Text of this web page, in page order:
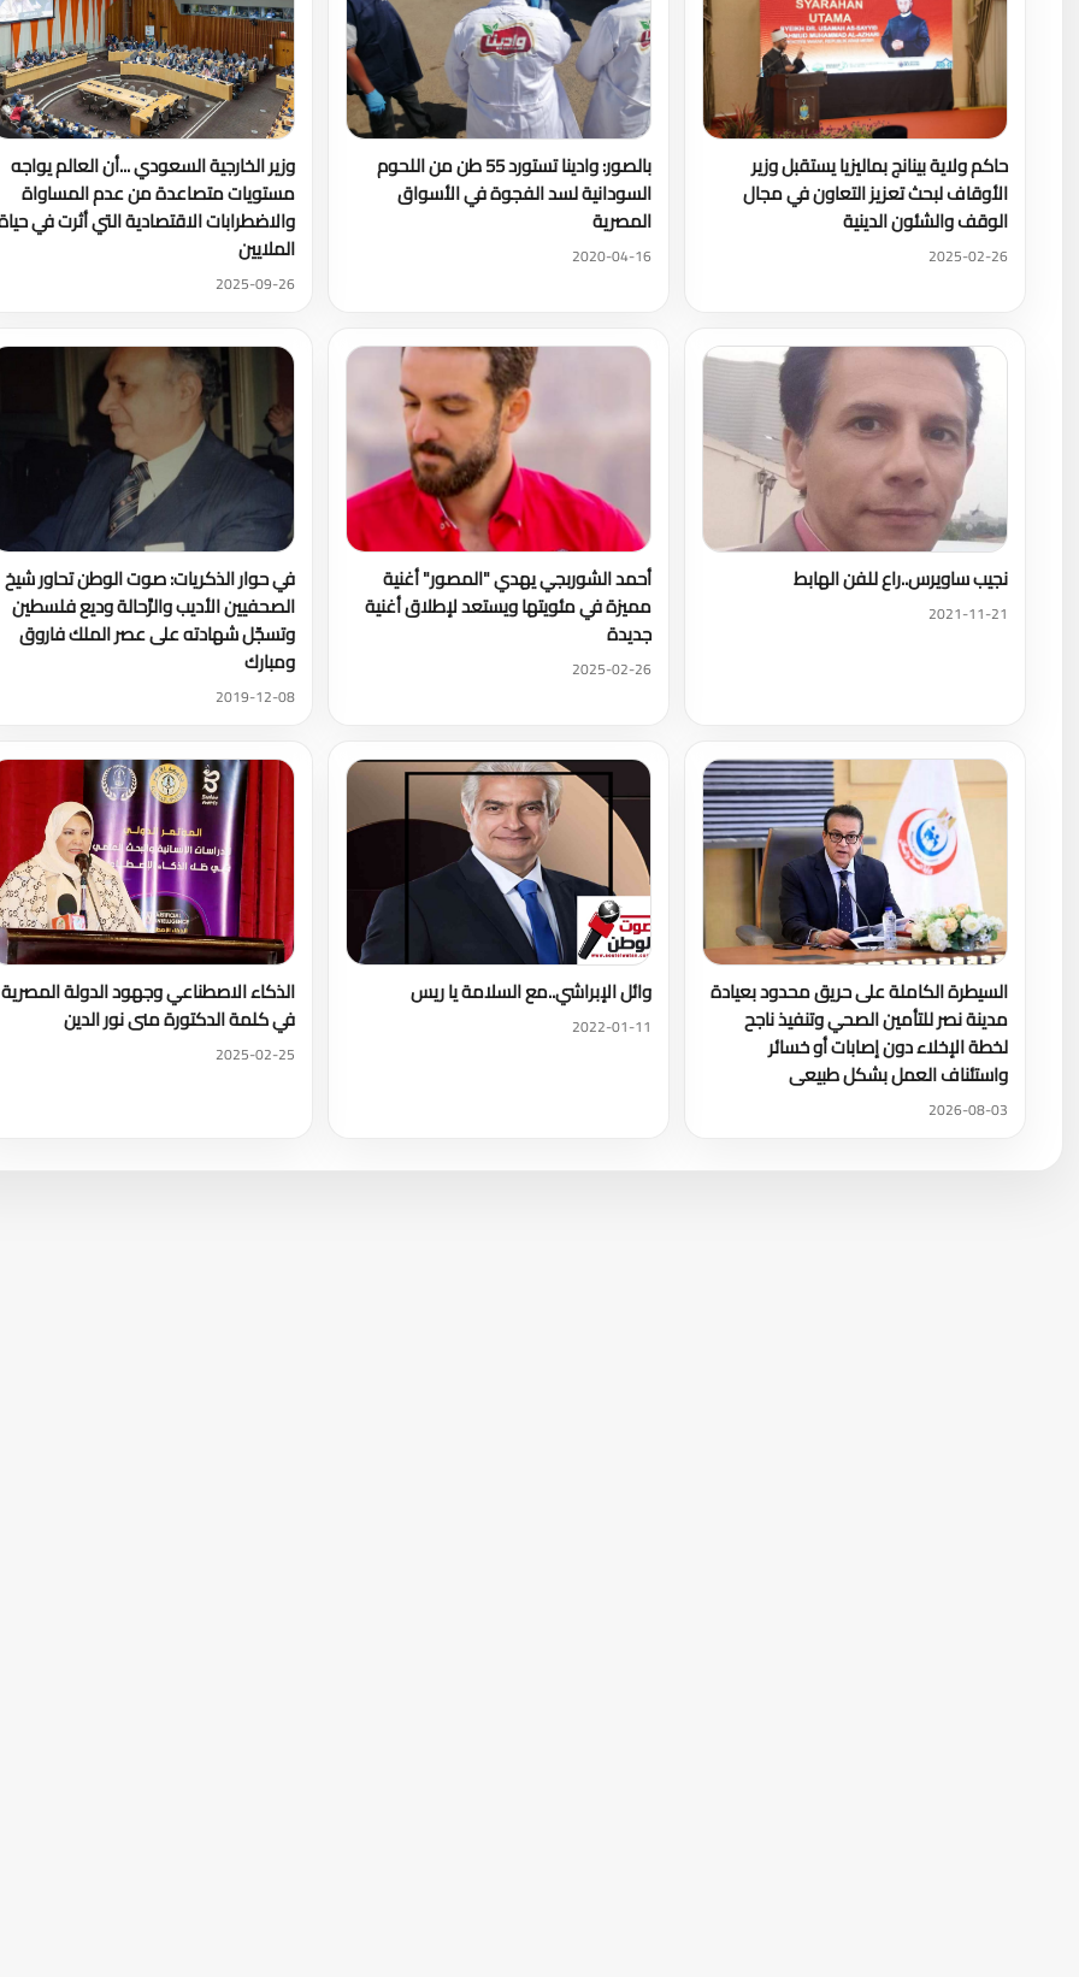
حاكم ولاية بينانج بماليزيا يستقبل وزير
الأوقاف لبحث تعزيز التعاون في مجال
الوقف والشئون الدينية
2025-02-26
بالصور: وادينا تستورد 55 طن من اللحوم
السودانية لسد الفجوة في الأسواق
المصرية
2020-04-16
وزير الخارجية السعودي ...أن العالم يواجه
مستويات متصاعدة من عدم المساواة
والاضطرابات الاقتصادية التي أثرت في
الملايين
2025-09-26
نجيب ساويرس..راع للفن الهابط
2021-11-21
أحمد الشوربجي يهدي "المصور" أغنية
مميزة في مئويتها ويستعد لإطلاق أغنية
جديدة
2025-02-26
في حوار الذكريات: صوت الوطن تحاور شيخ
الصحفيين الأديب والرَّحالة وديع فلسطين
وتسجّل شهادته على عصر الملك فاروق
ومبارك
2019-12-08
السيطرة الكاملة على حريق محدود بعيادة
مدينة نصر للتأمين الصحي وتنفيذ ناجح
لخطة الإخلاء دون إصابات أو خسائر
واستئناف العمل بشكل طبيعى
2026-08-03
وائل الإبراشي..مع السلامة يا ريس
2022-01-11
الذكاء الاصطناعي وجهود الدولة المصرية
في كلمة الدكتورة منى نور الدين
2025-02-25